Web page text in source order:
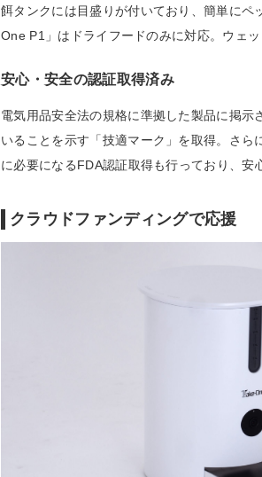
餌タンクには目盛りが付いており、簡単に
One P1」はドライフードのみに対応。ウェ
安心・安全の認証取得済み
電気用品安全法の規格に準拠した製品に掲
いることを示す「技適マーク」を取得。さ
に必要になるFDA認証取得も行っており、安
クラウドファンディングで応援